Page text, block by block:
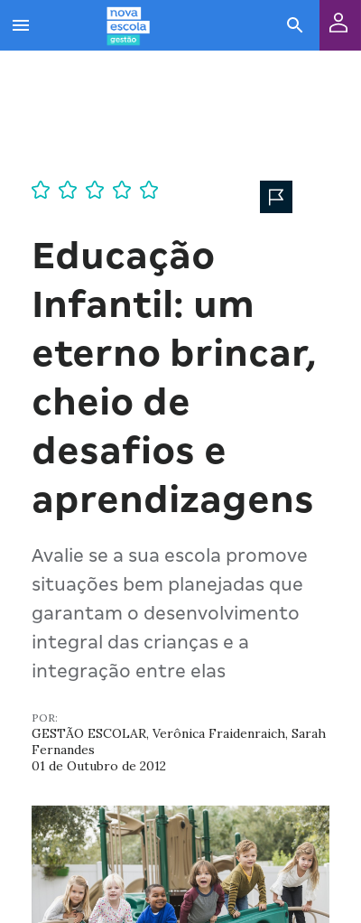
Educação
Infantil: um
eterno brincar,
cheio de
desafios e
aprendizagens
Avalie se a sua escola promove
situações bem planejadas que
garantam o desenvolvimento
integral das crianças e a
integração entre elas
POR:
GESTÃO ESCOLAR, Verônica Fraidenraich, Sarah
Fernandes
01 de Outubro de 2012